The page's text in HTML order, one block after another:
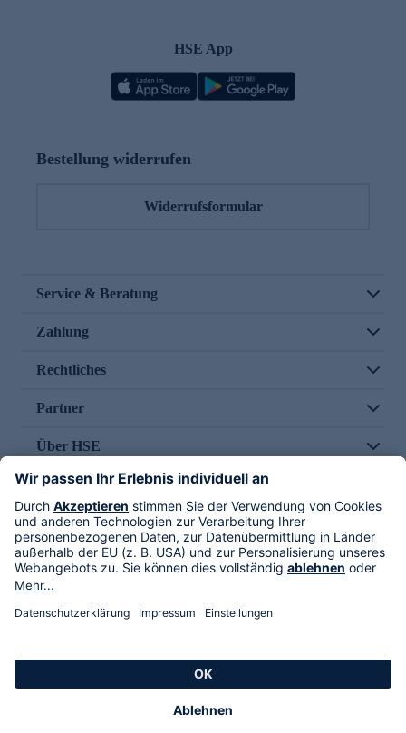
HSE App
Bestellung widerrufen
Widerrufsformular
Service & Beratung
Zahlung
Rechtliches
Partner
Über HSE
Im TV
HSE International